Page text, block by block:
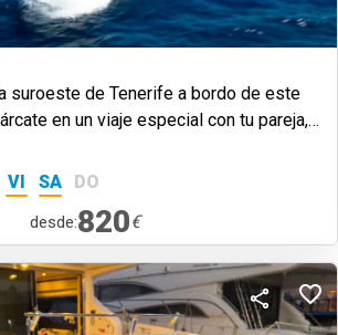
suroeste de Tenerife a bordo de este
en un viaje especial con tu pareja,
VI SA DO
desde:820€